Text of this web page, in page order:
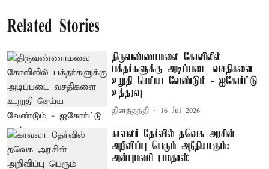
Related Stories
திருவண்ணாமலை கோவிலில்
பக்தர்களுக்கு அடிப்படை வசதிகளை
உறுதி செய்ய வேண்டும் - ஐகோர்ட்டு
உத்தரவு
தினத்தந்தி 16 Jul 2026
காவலர் தேர்வில் தவெக அரசின்
அறிவிப்பு பெரும் அநீதியாகும்:
அன்புமணி ராமதாஸ்